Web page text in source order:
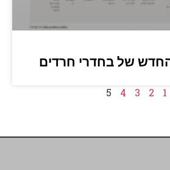
של בחדרי חרדים
1
2
3
4
5